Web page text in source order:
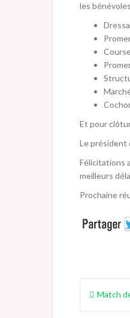
les
Et pour
Le président
Félicitations
meilleurs
Prochaine
Match